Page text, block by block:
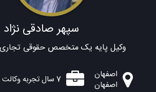
سپهر صادقی نژاد
وکیل پایه یک متخصص حقوقی تجاری
اصفهان
اصفهان
7 سال تجربه وکالت